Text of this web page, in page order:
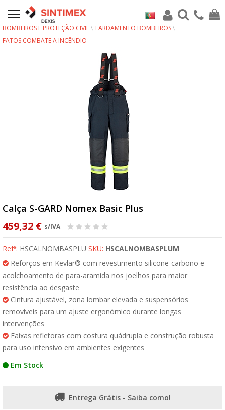
BOMBEIROS E PROTEÇÃO CIVIL
FARDAMENTO BOMBEIROS
FATOS COMBATE A INCÊNDIO
Calça S-GARD Nomex Basic Plus
459,32 € s/IVA
Refª: HSCALNOMBASPLU SKU: HSCALNOMBASPLUM
Reforços em Kevlar® com revestimento silicone-carbono e
acolchoamento de para-aramida nos joelhos para maior
resistência ao desgaste
Cintura ajustável, zona lombar elevada e suspensórios
removíveis para um ajuste ergonómico durante longas
intervenções
Faixas refletoras com costura quádrupla e construção robusta
para uso intensivo em ambientes exigentes
Em Stock
Entrega Grátis - Saiba como!